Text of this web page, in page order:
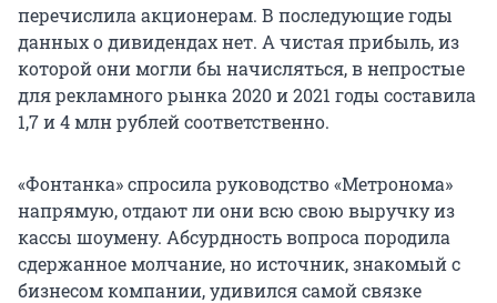
перечислила акционерам. В последующие годы
данных о дивидендах нет. А чистая прибыль, из
которой они могли бы начисляться, в непростые
для рекламного рынка 2020 и 2021 годы составила
1,7 и 4 млн рублей соответственно.
«Фонтанка» спросила руководство «Метронома»
напрямую, отдают ли они всю свою выручку из
кассы шоумену. Абсурдность вопроса породила
сдержанное молчание, но источник, знакомый с
бизнесом компании, удивился самой связке